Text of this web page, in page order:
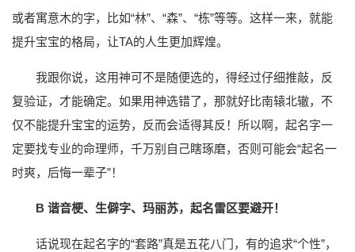
或者寓意木的字，比如“林”、“森”、“栋”等等。这样一来，就能
提升宝宝的格局，让TA的人生更加辉煌。
我跟你说，这用神可不是随便选的，得经过仔细推敲，反
复验证，才能确定。如果用神选错了，那就好比南辕北辙，不
仅不能提升宝宝的运势，反而会适得其反！所以啊，起名字一
定要找专业的命理师，千万别自己瞎琢磨，否则可能会“起名一
时爽，后悔一辈子”！
B 谐音梗、生僻字、玛丽苏，起名雷区要避开！
话说现在起名字的“套路”真是五花八门，有的追求“个性”，